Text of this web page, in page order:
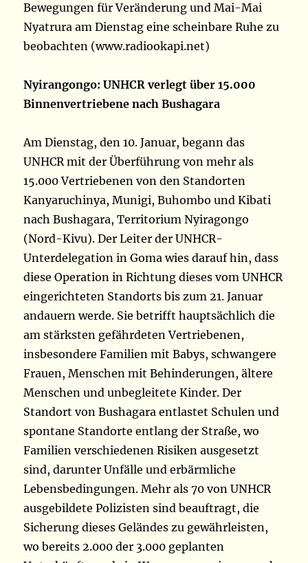
Bewegungen für Veränderung und Mai-Mai
Nyatrura am Dienstag eine scheinbare Ruhe zu
beobachten (www.radiookapi.net)
Nyirangongo: UNHCR verlegt über 15.000
Binnenvertriebene nach Bushagara
Am Dienstag, den 10. Januar, begann das
UNHCR mit der Überführung von mehr als
15.000 Vertriebenen von den Standorten
Kanyaruchinya, Munigi, Buhombo und Kibati
nach Bushagara, Territorium Nyiragongo
(Nord-Kivu). Der Leiter der UNHCR-
Unterdelegation in Goma wies darauf hin, dass
diese Operation in Richtung dieses vom UNHCR
eingerichteten Standorts bis zum 21. Januar
andauern werde. Sie betrifft hauptsächlich die
am stärksten gefährdeten Vertriebenen,
insbesondere Familien mit Babys, schwangere
Frauen, Menschen mit Behinderungen, ältere
Menschen und unbegleitete Kinder. Der
Standort von Bushagara entlastet Schulen und
spontane Standorte entlang der Straße, wo
Familien verschiedenen Risiken ausgesetzt
sind, darunter Unfälle und erbärmliche
Lebensbedingungen. Mehr als 70 von UNHCR
ausgebildete Polizisten sind beauftragt, die
Sicherung dieses Geländes zu gewährleisten,
wo bereits 2.000 der 3.000 geplanten